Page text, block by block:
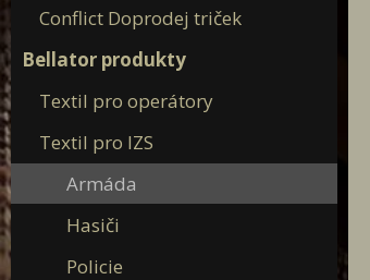
Conflict Doprodej triček
Bellator produkty
Textil pro operátory
Textil pro IZS
Armáda
Hasiči
Policie